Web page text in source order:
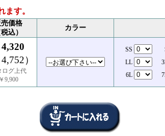
ます。
価格
税込）
カラー
4,320
4,752）
ログ上代
￥9,900
SS
LL
6L